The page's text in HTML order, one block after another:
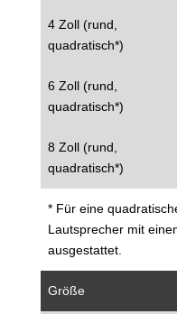
4 Zoll (rund,
quadratisch*)
6 Zoll (rund,
quadratisch*)
8 Zoll (rund,
quadratisch*)
* Für eine
Lautsprecher mit
ausgestattet.
Größe